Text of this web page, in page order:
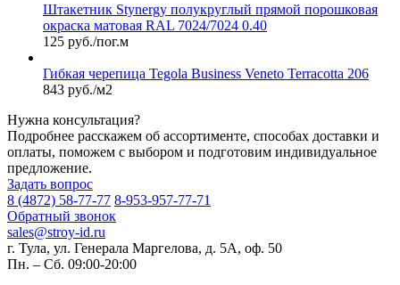
Штакетник Stynergy полукруглый прямой порошковая
окраска матовая RAL 7024/7024 0.40
125 руб./пог.м
Гибкая черепица Tegola Business Veneto Terracotta 206
843 руб./м2
Нужна консультация?
Подробнее расскажем об ассортименте, способах доставки и
оплаты, поможем с выбором и подготовим индивидуальное
предложение.
Задать вопрос
8 (4872) 58-77-77 8-953-957-77-71
Обратный звонок
sales@stroy-id.ru
г. Тула, ул. Генерала Маргелова, д. 5А, оф. 50
Пн. – Cб. 09:00-20:00